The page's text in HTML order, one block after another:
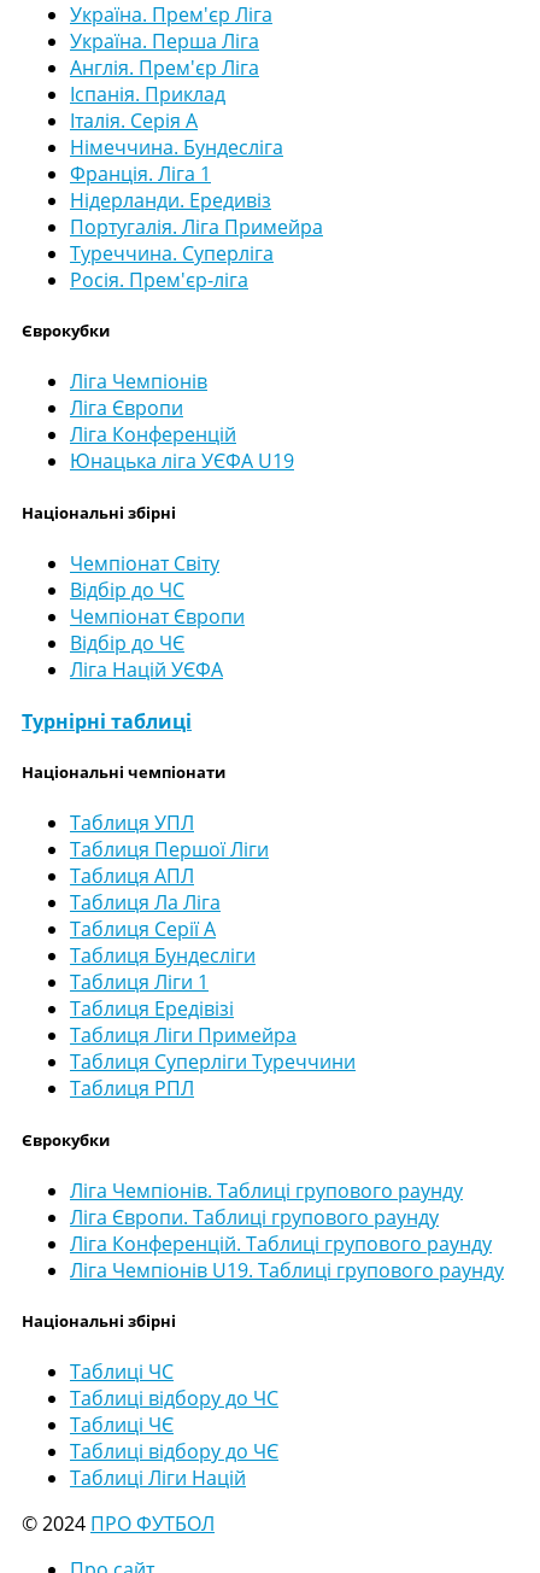
Україна. Прем'єр Ліга
Україна. Перша Ліга
Англія. Прем'єр Ліга
Іспанія. Приклад
Італія. Серія А
Німеччина. Бундесліга
Франція. Ліга 1
Нідерланди. Ередивіз
Португалія. Ліга Примейра
Туреччина. Суперліга
Росія. Прем'єр-ліга
Єврокубки
Ліга Чемпіонів
Ліга Європи
Ліга Конференцій
Юнацька ліга УЄФА U19
Національні збірні
Чемпіонат Світу
Відбір до ЧС
Чемпіонат Європи
Відбір до ЧЄ
Ліга Націй УЄФА
Турнірні таблиці
Національні чемпіонати
Таблиця УПЛ
Таблиця Першої Ліги
Таблиця АПЛ
Таблиця Ла Ліга
Таблиця Серії А
Таблиця Бундесліги
Таблиця Ліги 1
Таблиця Ередівізі
Таблиця Ліги Примейра
Таблиця Суперліги Туреччини
Таблиця РПЛ
Єврокубки
Ліга Чемпіонів. Таблиці групового раунду
Ліга Європи. Таблиці групового раунду
Ліга Конференцій. Таблиці групового раунду
Ліга Чемпіонів U19. Таблиці групового раунду
Національні збірні
Таблиці ЧС
Таблиці відбору до ЧС
Таблиці ЧЄ
Таблиці відбору до ЧЄ
Таблиці Ліги Націй
© 2024 ПРО ФУТБОЛ